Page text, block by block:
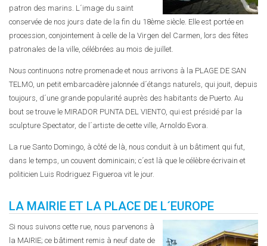
patron des marins. L´image du saint
conservée de nos jours date de la fin du 18ème siècle. Elle est portée en
procession, conjointement à celle de la Virgen del Carmen, lors des fêtes
patronales de la ville, célébrées au mois de juillet.
Nous continuons notre promenade et nous arrivons à la PLAGE DE SAN
TELMO, un petit embarcadère jalonnée d´étangs naturels, qui jouit, depuis
toujours, d´une grande popularité auprès des habitants de Puerto. Au
bout se trouve le MIRADOR PUNTA DEL VIENTO, qui est présidé par la
sculpture Spectator, de l´artiste de cette ville, Arnoldo Evora.
La rue Santo Domingo, à côté de là, nous conduit à un bâtiment qui fut,
dans le temps, un couvent dominicain; c´est là que le célèbre écrivain et
politicien Luis Rodriguez Figueroa vit le jour.
LA MAIRIE ET LA PLACE DE L´EUROPE
Si nous suivons cette rue, nous parvenons à
la MAIRIE; ce bâtiment remis à neuf date de